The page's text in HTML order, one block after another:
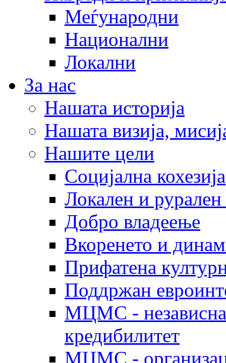
Меѓународни
Национални
Локални
За нас
Нашата историја
Нашата визија,
Нашите цели
Социјална кохезија
Локален и рурален
Добро владеење
Вкоренето и
Прифатена
Поддржан
МЦМС - независна
кредибилитет
МЦМС -